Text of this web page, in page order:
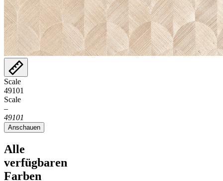
Scale
49101
Scale
–
49101
Anschauen
Alle
verfügbaren
Farben